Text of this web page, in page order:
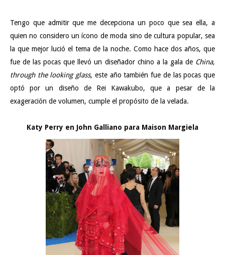
Tengo que admitir que me decepciona un poco que sea ella, a
quien no considero un ícono de moda sino de cultura popular, sea
la que mejor lució el tema de la noche. Como hace dos años, que
fue de las pocas que llevó un diseñador chino a la gala de China,
through the looking glass, este año también fue de las pocas que
optó por un diseño de Rei Kawakubo, que a pesar de la
exageración de volumen, cumple el propósito de la velada.
Katy Perry en John Galliano para Maison Margiela